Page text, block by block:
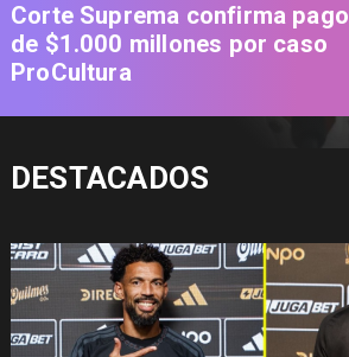
Corte Suprema confirma pago
de $1.000 millones por caso
ProCultura
DESTACADOS